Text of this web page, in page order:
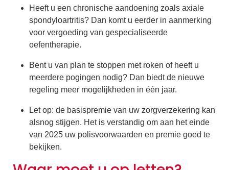
Heeft u een chronische aandoening zoals axiale
spondyloartritis? Dan komt u eerder in aanmerking
voor vergoeding van gespecialiseerde
oefentherapie.
Bent u van plan te stoppen met roken of heeft u
meerdere pogingen nodig? Dan biedt de nieuwe
regeling meer mogelijkheden in één jaar.
Let op: de basispremie van uw zorgverzekering kan
alsnog stijgen. Het is verstandig om aan het einde
van 2025 uw polisvoorwaarden en premie goed te
bekijken.